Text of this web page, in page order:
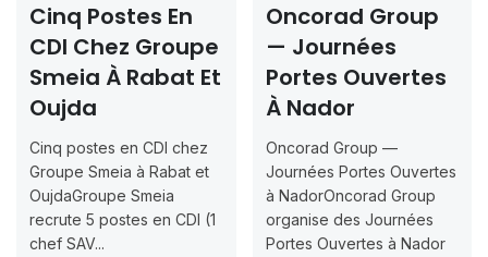
Cinq Postes En
CDI Chez Groupe
Smeia À Rabat Et
Oujda
Cinq postes en CDI chez
Groupe Smeia à Rabat et
OujdaGroupe Smeia
recrute 5 postes en CDI (1
chef SAV...
Oncorad Group
— Journées
Portes Ouvertes
À Nador
Oncorad Group —
Journées Portes Ouvertes
à NadorOncorad Group
organise des Journées
Portes Ouvertes à Nador